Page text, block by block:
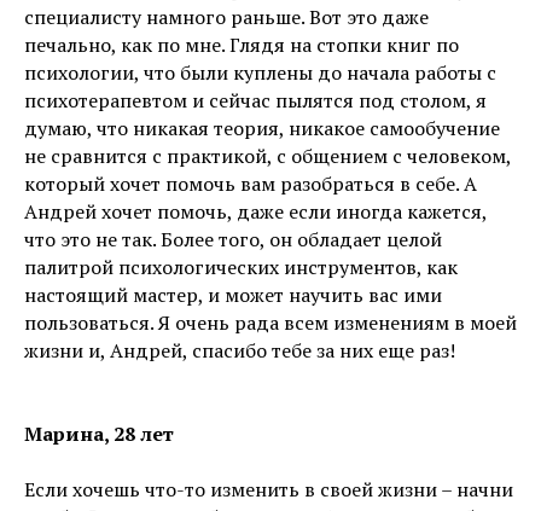
специалисту намного раньше. Вот это даже
печально, как по мне. Глядя на стопки книг по
психологии, что были куплены до начала работы с
психотерапевтом и сейчас пылятся под столом, я
думаю, что никакая теория, никакое самообучение
не сравнится с практикой, с общением с человеком,
который хочет помочь вам разобраться в себе. А
Андрей хочет помочь, даже если иногда кажется,
что это не так. Более того, он обладает целой
палитрой психологических инструментов, как
настоящий мастер, и может научить вас ими
пользоваться. Я очень рада всем изменениям в моей
жизни и, Андрей, спасибо тебе за них еще раз!
Марина, 28 лет
Если хочешь что-то изменить в своей жизни – начни